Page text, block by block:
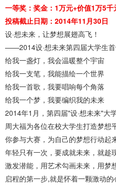
一等奖：奖金：1万元+价值1万5
投稿截止日期：2014年11月30日
设·想未来，让梦想展翅高飞！
——2014设·想未来第四届大学生
给我一盏灯，我会温暖整个宇宙
给我一支笔，我能描绘一个世界
给我一首歌，我要唱响每个角落
给我一个梦，我要编织我的未来
2014年1月，第四届"设·想未来"大
周大福为各位在校大学生打造梦想
你参与大赛，为自己的梦想行动起
年轻只有一次，要成就未来，就趁
激发潜能，用艺术勾画未来，用梦
启程的第一步,就是怀着一颗激动的